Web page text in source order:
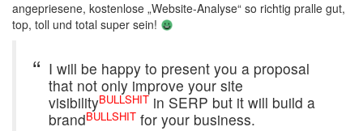
angepriesene, kostenlose „Website-Analyse“ so richtig pralle gut,
top, toll und total super sein!
I will be happy to present you a proposal
that not only improve your site
visibilityBULLSHIT in SERP but it will build a
brandBULLSHIT for your business.